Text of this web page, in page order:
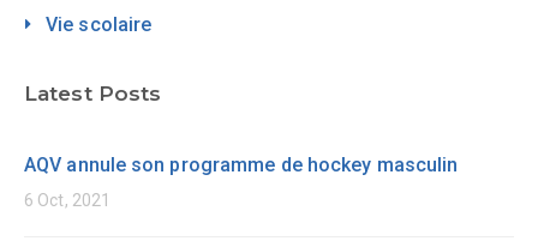
Vie scolaire
Latest Posts
AQV annule son programme de hockey masculin
6 Oct, 2021